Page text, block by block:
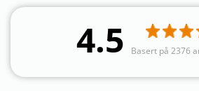
4.5 Basert på 2376